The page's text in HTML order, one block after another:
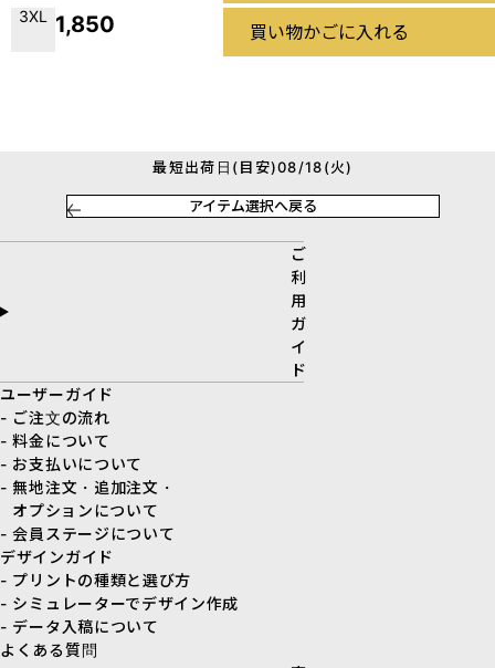
3XL 1,850 買い物かごに入れる
最短出荷日(目安)08/18(火)
アイテム選択へ戻る
ご
利
用
ガ
イ
ド
ユーザーガイド
- ご注文の流れ
- 料金について
- お支払いについて
- 無地注文・追加注文・
オプションについて
- 会員ステージについて
デザインガイド
- プリントの種類と選び方
- シミュレーターでデザイン作成
- データ入稿について
よくある質問